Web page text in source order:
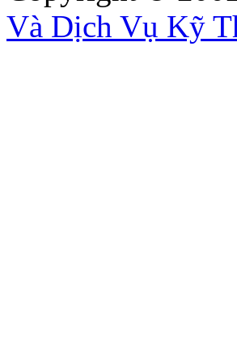
Và Dịch Vụ Kỹ